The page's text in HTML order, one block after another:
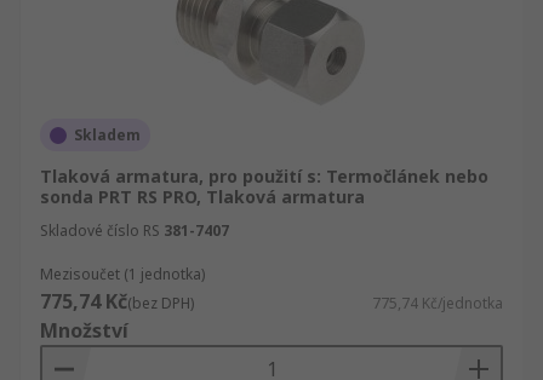
Skladem
Tlaková armatura, pro použití s: Termočlánek nebo
sonda PRT RS PRO, Tlaková armatura
Skladové číslo RS 381-7407
Mezisoučet (1 jednotka)
775,74 Kč(bez DPH) 775,74 Kč/jednotka
Množství